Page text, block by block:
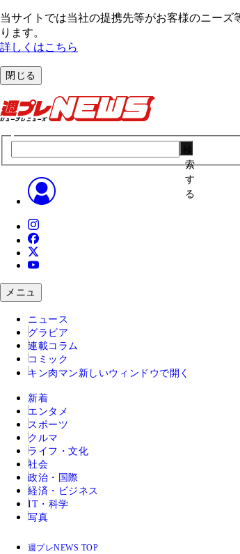
当サイトでは当社の提携先等がお客様のニー
ります。
詳しくはこちら
閉じる
索
す
る
メニュ
ニュース
グラビア
連載コラム
コミック
キン肉マン 新しいウィンドウで開く
新着
エンタメ
スポーツ
クルマ
ライフ・文化
社会
政治・国際
経済・ビジネス
IT・科学
写真
週プレNEWS TOP